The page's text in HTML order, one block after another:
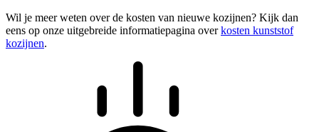
Wil je meer weten over de kosten van nieuwe kozijnen? Kijk dan
eens op onze uitgebreide informatiepagina overkosten kunststof
kozijnen.